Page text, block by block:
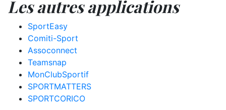
Les autres applications
SportEasy
Comiti-Sport
Assoconnect
Teamsnap
MonClubSportif
SPORTMATTERS
SPORTCORICO